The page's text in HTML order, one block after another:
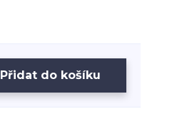
Přidat do košíku